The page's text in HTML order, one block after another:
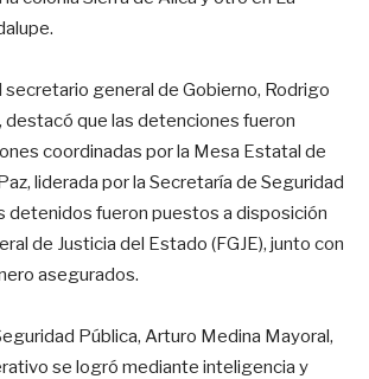
secretario general de Gobierno, Rodrigo
destacó que las detenciones fueron
coordinadas por la Mesa Estatal de
liderada por la Secretaría de Seguridad
detenidos fueron puestos a disposición
de Justicia del Estado (FGJE), junto con
asegurados.
Pública, Arturo Medina Mayoral,
se logró mediante inteligencia y